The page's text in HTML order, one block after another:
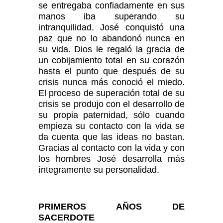
se entregaba confiadamente en sus
manos iba superando su
intranquilidad. José conquistó una
paz que no lo abandonó nunca en
su vida. Dios le regaló la gracia de
un cobijamiento total en su corazón
hasta el punto que después de su
crisis nunca más conoció el miedo.
El proceso de superación total de su
crisis se produjo con el desarrollo de
su propia paternidad, sólo cuando
empieza su contacto con la vida se
da cuenta que las ideas no bastan.
Gracias al contacto con la vida y con
los hombres José desarrolla más
íntegramente su personalidad.
PRIMEROS AÑOS DE
SACERDOTE